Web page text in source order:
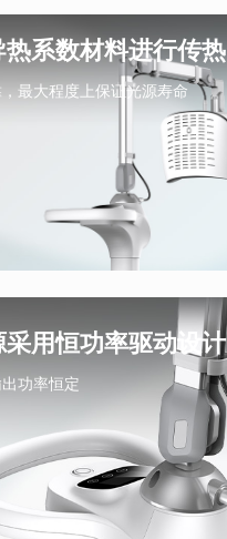
系数材料进行传热
最大程度上保证光源寿命
用恒功率驱动设计
功率恒定